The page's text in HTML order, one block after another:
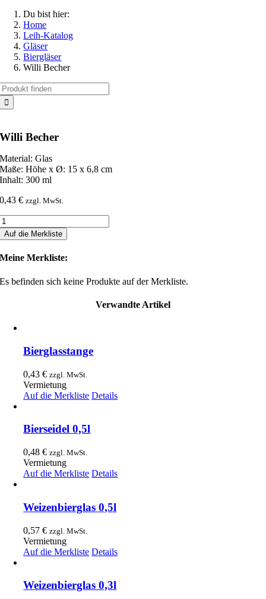
Du bist hier:
Home
Leih-Katalog
Gläser
Biergläser
Willi Becher
Willi Becher
Material: Glas
Maße: Höhe x Ø: 15 x 6,8 cm
Inhalt: 300 ml
0,43€ zzgl. MwSt.
Auf die Merkliste
Meine Merkliste:
Es befinden sich keine Produkte auf der Merkliste.
Verwandte Artikel
Bierglasstange
0,43€ zzgl. MwSt.
Vermietung
Auf die Merkliste Details
Bierseidel 0,5l
0,48€ zzgl. MwSt.
Vermietung
Auf die Merkliste Details
Weizenbierglas 0,5l
0,57€ zzgl. MwSt.
Vermietung
Auf die Merkliste Details
Weizenbierglas 0,3l